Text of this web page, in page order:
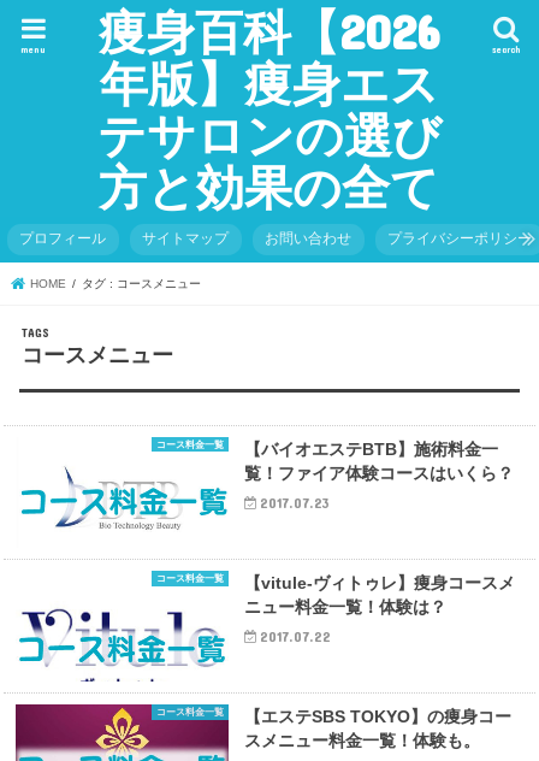
痩身百科【2026
年版】痩身エス
テサロンの選び
方と効果の全て
search
menu
プロフィール サイトマップ お問い合わせ プライバシーポリシー
HOME タグ : コースメニュー
コースメニュー
コース料金一覧
【バイオエステBTB】施術料金一
覧！ファイア体験コースはいくら？
2017.07.23
コース料金一覧
【vitule-ヴィトゥレ】痩身コースメ
ニュー料金一覧！体験は？
2017.07.22
コース料金一覧
【エステSBS TOKYO】の痩身コー
スメニュー料金一覧！体験も。